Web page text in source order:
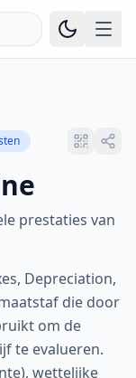
prestaties van
Depreciation,
die door
om de
te evalueren.
wettelijke